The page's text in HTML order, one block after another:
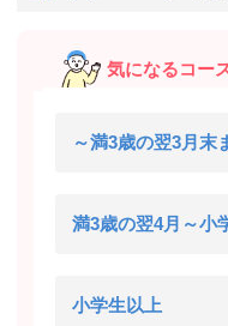
気になるコー
～満3歳の翌3月末
満3歳の翌4月～小
小学生以上